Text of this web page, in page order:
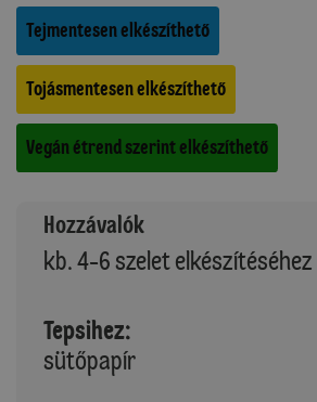
Tejmentesen elkészíthető
Tojásmentesen elkészíthető
Vegán étrend szerint elkészíthető
Hozzávalók
kb. 4-6 szelet elkészítéséhez
Tepsihez:
sütőpapír